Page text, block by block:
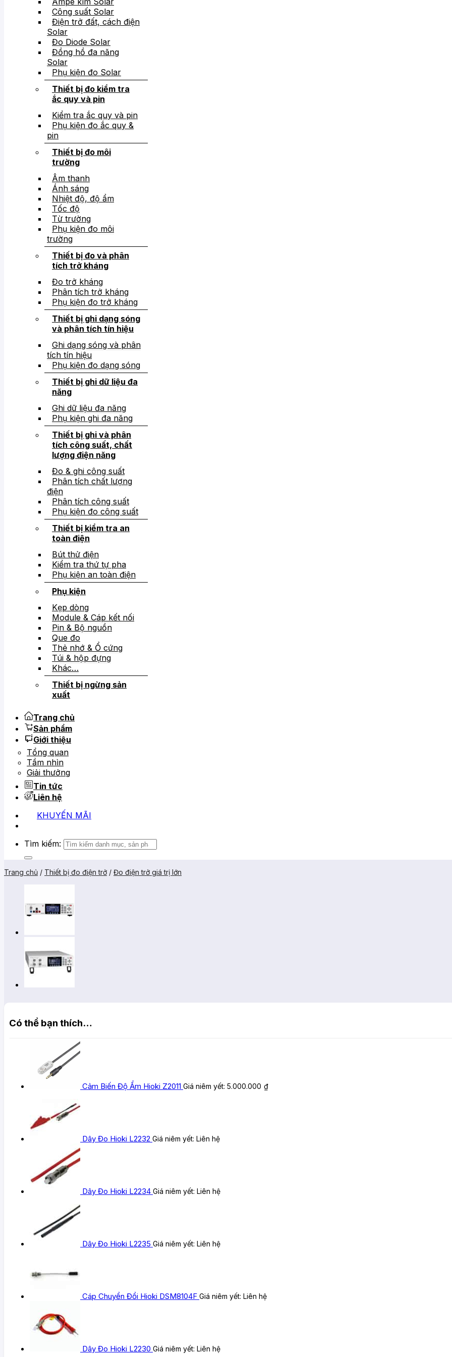
Công suất Solar
Điện trở đất, cách điện
Solar
Đo Diode Solar
Đồng hồ đa năng
Solar
Phụ kiện đo Solar
Thiết bị đo kiểm tra
ắc quy và pin
Kiểm tra ắc quy và pin
Phụ kiện đo ắc quy &
pin
Thiết bị đo môi
trường
Âm thanh
Ánh sáng
Nhiệt độ, độ ẩm
Tốc độ
Từ trường
Phụ kiện đo môi
trường
Thiết bị đo và phân
tích trở kháng
Đo trở kháng
Phân tích trở kháng
Phụ kiện đo trở kháng
Thiết bị ghi dạng sóng
và phân tích tín hiệu
Ghi dạng sóng và phân
tích tín hiệu
Phụ kiện đo dạng sóng
Thiết bị ghi dữ liệu đa
năng
Ghi dữ liệu đa năng
Phụ kiện ghi đa năng
Thiết bị ghi và phân
tích công suất, chất
lượng điện năng
Đo & ghi công suất
Phân tích chất lượng
điện
Phân tích công suất
Phụ kiện đo công suất
Thiết bị kiểm tra an
toàn điện
Bút thử điện
Kiểm tra thứ tự pha
Phụ kiện an toàn điện
Phụ kiện
Kẹp dòng
Module & Cáp kết nối
Pin & Bộ nguồn
Que đo
Thẻ nhớ & Ổ cứng
Túi & hộp đựng
Khác…
Thiết bị ngừng sản
xuất
Trang chủ
Sản phẩm
Giới thiệu
Tổng quan
Tầm nhìn
Giải thưởng
Tin tức
Liên hệ
KHUYẾN MÃI
Tìm kiếm:
Trang chủ / Thiết bị đo điện trở / Đo điện trở giá trị lớn
Có thể bạn thích…
Cảm Biến Độ Ẩm Hioki Z2011 Giá niêm yết: 5.000.000 ₫
Dây Đo Hioki L2232 Giá niêm yết: Liên hệ
Dây Đo Hioki L2234 Giá niêm yết: Liên hệ
Dây Đo Hioki L2235 Giá niêm yết: Liên hệ
Cáp Chuyển Đổi Hioki DSM8104F Giá niêm yết: Liên hệ
Dây Đo Hioki L2230 Giá niêm yết: Liên hệ